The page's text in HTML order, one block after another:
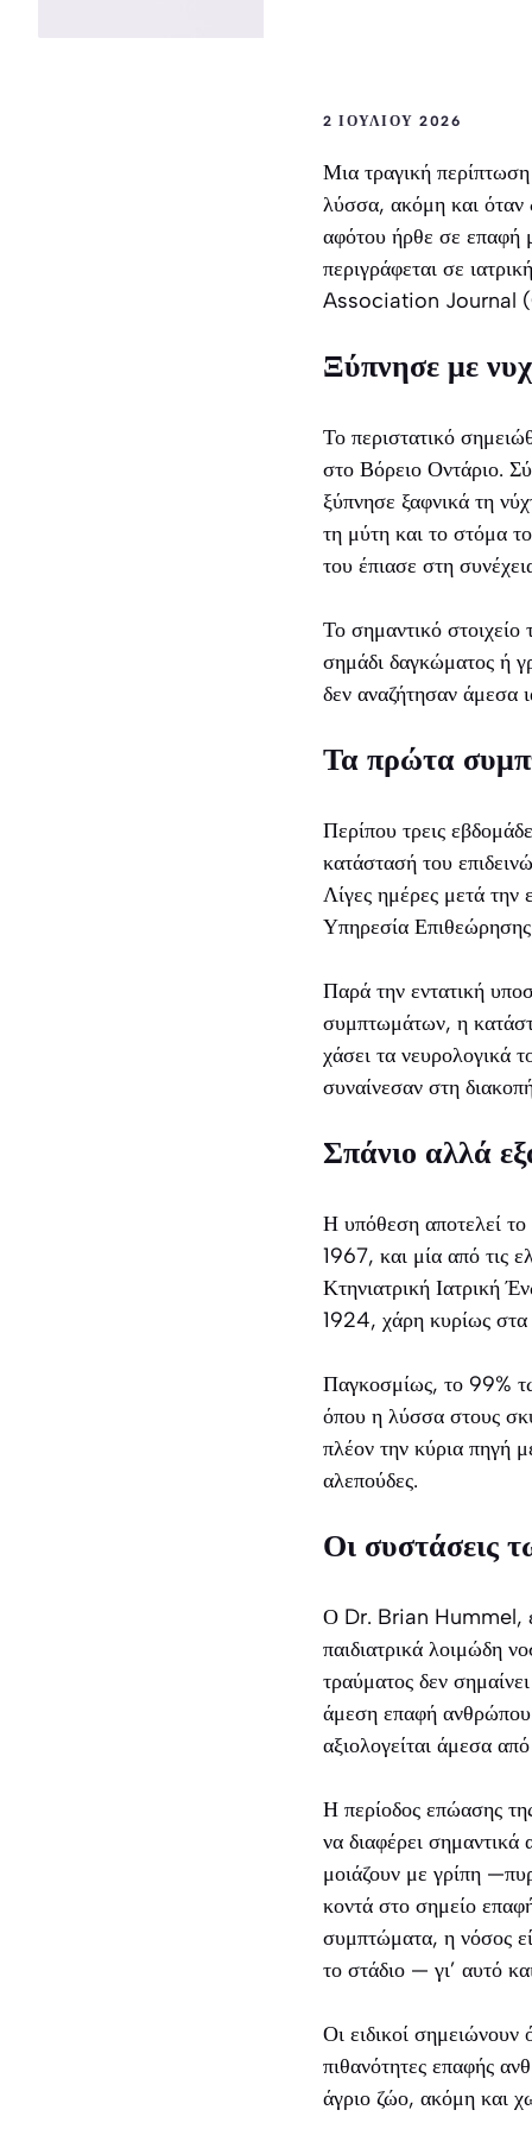
2 ΙΟΥΛΊΟΥ 2026
Μια τραγική
λύσσα, ακόμη και όταν
αφότου ήρθε σε επαφή
περιγράφεται σε
Association Journal
Ξύπνησε με
Το περιστατικό
στο Βόρειο Οντάριο.
ξύπνησε ξαφνικά τη
τη μύτη και το στόμα
του έπιασε στη
Το σημαντικό στοιχείο
σημάδι δαγκώματος ή
δεν αναζήτησαν άμεσα
Τα πρώτα
Περίπου τρεις
κατάστασή του
Λίγες ημέρες μετά την
Υπηρεσία Επιθεώρησης
Παρά την εντατική
συμπτωμάτων, η
χάσει τα νευρολογικά
συναίνεσαν στη
Σπάνιο αλλά
Η υπόθεση αποτελεί
1967, και μία από τις
Κτηνιατρική Ιατρική
1924, χάρη κυρίως στα
Παγκοσμίως, το 99%
όπου η λύσσα στους
πλέον την κύρια πηγή
αλεπούδες.
Οι συστάσεις
Ο Dr. Brian Hummel,
παιδιατρικά λοιμώδη
τραύματος δεν
άμεση επαφή ανθρώπου
αξιολογείται άμεσα
Η περίοδος επώασης
να διαφέρει
μοιάζουν με γρίπη
κοντά στο σημείο
συμπτώματα, η νόσος
το στάδιο — γι’ αυτό
Οι ειδικοί σημειώνουν
πιθανότητες επαφής
άγριο ζώο, ακόμη και